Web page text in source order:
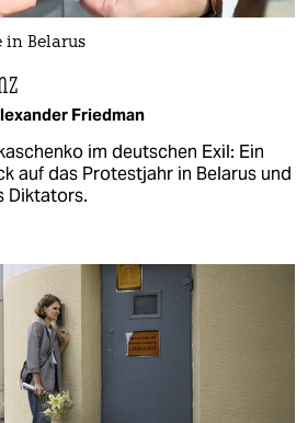
in Belarus
Friedman
im deutschen Exil: Ein
auf das Protestjahr in Belarus und
Diktators.